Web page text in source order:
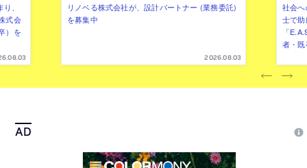
、
式会
）を
リノベる株式会社が、設計パートナー (業務委託)
を募集中
2026.08.03
社会
士で
「
者・